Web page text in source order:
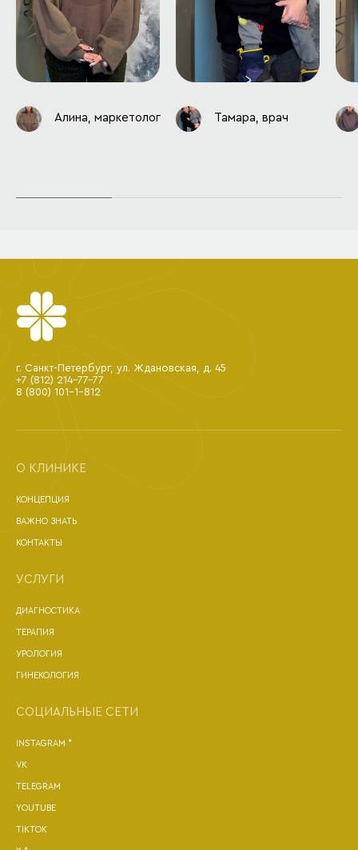
Алина, маркетолог Тамара, врач
г. Санкт-Петербург, ул. Ждановская, д. 45
+7 (812) 214-77-77
8 (800) 101-1-812
О КЛИНИКЕ
КОНЦЕПЦИЯ
ВАЖНО ЗНАТЬ
КОНТАКТЫ
УСЛУГИ
ДИАГНОСТИКА
ТЕРАПИЯ
УРОЛОГИЯ
ГИНЕКОЛОГИЯ
СОЦИАЛЬНЫЕ СЕТИ
INSTAGRAM *
VK
TELEGRAM
YOUTUBE
TIKTOK